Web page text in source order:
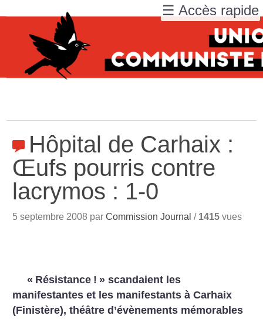
Hôpital de Carhaix :
Œufs pourris contre
lacrymos : 1-0
5 septembre 2008 parCommission Journal / 1415 vues
« Résistance ! » scandaient les
manifestantes et les manifestants à Carhaix
(Finistère), théâtre d’évènements mémorables
☰ Accès rapide